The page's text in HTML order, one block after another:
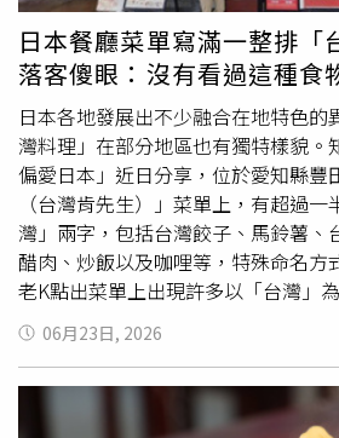
的，真正希望傳達的是「努力值得被
共同參與，讓孩子知道自己的認真與
長有機會帶孩子一起慶祝學習成果。
條件與供應數量，請依店家最新公告
日本餐廳菜單寫滿一整排「
落客傻眼：沒有看過這種食
日本各地發展出不少融合在地特色的
灣料理」在部分地區也有獨特樣貌。
偏愛日本」近日分享，位於愛知縣豐
（台灣肯先生）」菜單上，有超過
灣」兩字，包括台灣餃子、馬鈴薯、
醋肉、炒飯以及咖哩等，特殊命名方
老K點出菜單上出現許多以「台灣」
不常見。（圖／翻攝自X）菜單大
稱在台灣並不常見根據「旅人老K 偏
店菜單上出現許多以「台灣」為名的
及熱炒等不同類型餐點。其中包括
06月23日, 2026